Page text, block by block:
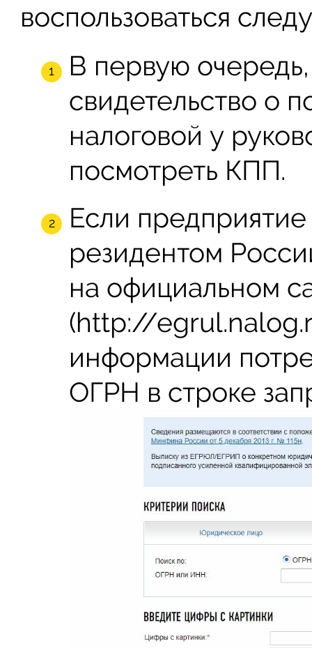
воспользоваться
В первую
свидетельство о
налоговой у
посмотреть КПП.
Если
резидентом
на официальном
(http://
информации
ОГРН в строке